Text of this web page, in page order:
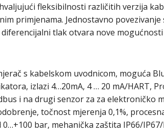
fleksibilnosti različitih verzija
primjenama. Jednostavno povezivanje
tlak otvara nove
s kabelskom uvodnicom, moguća
izlazi 4…20mA, 4 … 20 mA/HART,
i na drugi senzor za za elektroničko
točnost mjerenja 0,1%,
bar, mehanička zaštita IP66/IP67/